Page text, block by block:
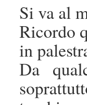
Si va al
Ricordo
in
Da